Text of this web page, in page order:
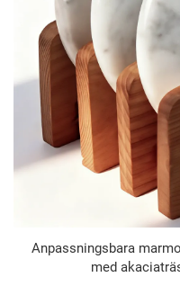
Anpassningsbara
med